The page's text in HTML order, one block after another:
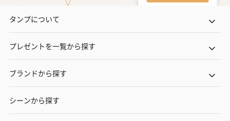
タンプについて
プレゼントを一覧から探す
ブランドから探す
シーンから探す